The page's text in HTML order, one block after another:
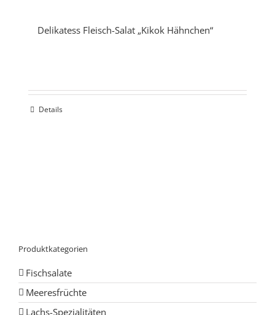
Delikatess Fleisch-Salat „Kikok Hähnchen“
Details
Produktkategorien
Fischsalate
Meeresfrüchte
Lachs-Spezialitäten